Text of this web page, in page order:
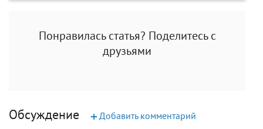
Понравилась статья? Поделитесь с
друзьями
Обсуждение +Добавить комментарий